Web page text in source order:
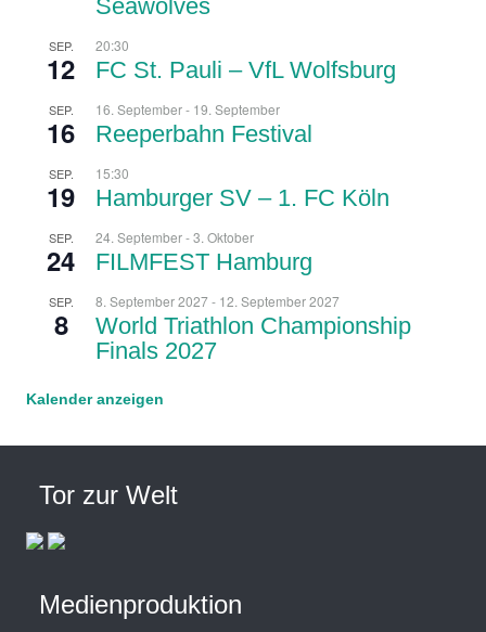
Tor zur Welt
Medienproduktion
Seawolves
SEP.
12
20:30
FC St. Pauli – VfL Wolfsburg
SEP.
16
16. September- 19. September
Reeperbahn Festival
SEP.
19
15:30
Hamburger SV – 1. FC Köln
SEP.
24
24. September-3. Oktober
FILMFEST Hamburg
SEP.
8
8. September 2027- 12. September 2027
World Triathlon Championship
Finals 2027
Kalender anzeigen